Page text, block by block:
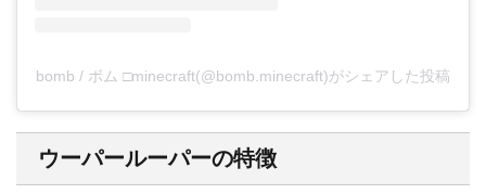
bomb / ボム □minecraft(@bomb.minecraft)がシェアした投稿
ウーパールーパーの特徴